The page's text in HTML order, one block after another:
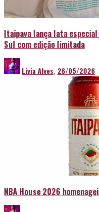
Itaipava lança lata especial
Sul com edição limitada
Livia Alves, 26/05/2026
NBA House 2026